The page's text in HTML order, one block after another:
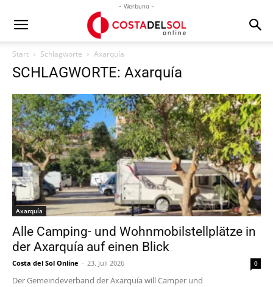
- Werbung -
Start Schlagworte Axarquía
SCHLAGWORTE: Axarquía
Axarquía
Alle Camping- und Wohnmobilstellplätze in
der Axarquía auf einen Blick
Costa del Sol Online - 23. Juli 2026 0
Der Gemeindeverband der Axarquía will Camper und